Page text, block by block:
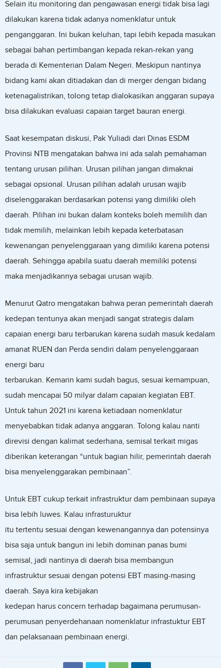
Selain itu monitoring dan pengawasan energi tidak bisa lagi
dilakukan karena tidak adanya nomenklatur untuk
penganggaran. Ini bukan keluhan, tapi lebih kepada masukan
sebagai bahan pertimbangan kepada rekan-rekan yang
berada di Kementerian Dalam Negeri. Meskipun nantinya
bidang kami akan ditiadakan dan di merger dengan bidang
ketenagalistrikan, tolong tetap dialokasikan anggaran supaya
bisa dilakukan evaluasi capaian target bauran energi.
Saat kesempatan diskusi, Pak Yuliadi dari Dinas ESDM
Provinsi NTB mengatakan bahwa ini ada salah pemahaman
tentang urusan pilihan. Urusan pilihan jangan dimaknai
sebagai opsional. Urusan pilihan adalah urusan wajib
diselenggarakan berdasarkan potensi yang dimiliki oleh
daerah. Pilihan ini bukan dalam konteks boleh memilih dan
tidak memilih, melainkan lebih kepada keterbatasan
kewenangan penyelenggaraan yang dimiliki karena potensi
daerah. Sehingga apabila suatu daerah memiliki potensi
maka menjadikannya sebagai urusan wajib.
Menurut Qatro mengatakan bahwa peran pemerintah daerah
kedepan tentunya akan menjadi sangat strategis dalam
capaian energi baru terbarukan karena sudah masuk kedalam
amanat RUEN dan Perda sendiri dalam penyelenggaraan
energi baru
terbarukan. Kemarin kami sudah bagus, sesuai kemampuan,
sudah mencapai 50 milyar dalam capaian kegiatan EBT.
Untuk tahun 2021 ini karena ketiadaan nomenklatur
menyebabkan tidak adanya anggaran. Tolong kalau nanti
direvisi dengan kalimat sederhana, semisal terkait migas
diberikan keterangan “untuk bagian hilir, pemerintah daerah
bisa menyelenggarakan pembinaan”.
Untuk EBT cukup terkait infrastruktur dam pembinaan supaya
bisa lebih luwes. Kalau infrasturuktur
itu tertentu sesuai dengan kewenangannya dan potensinya
bisa saja untuk bangun ini lebih dominan panas bumi
semisal, jadi nantinya di daerah bisa membangun
infrastruktur sesuai dengan potensi EBT masing-masing
daerah. Saya kira kebijakan
kedepan harus concern terhadap bagaimana perumusan-
perumusan penyerdehanaan nomenklatur infrastuktur EBT
dan pelaksanaan pembinaan energi.